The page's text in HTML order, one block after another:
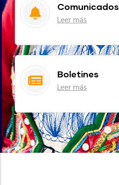
Comunicados
Leer más
Boletines
Leer más